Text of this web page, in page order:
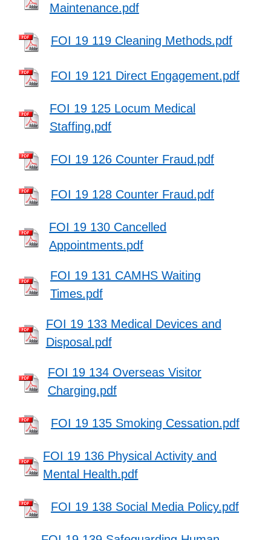
Maintenance.pdf
FOI 19 119 Cleaning Methods.pdf
FOI 19 121 Direct Engagement.pdf
FOI 19 125 Locum Medical
Staffing.pdf
FOI 19 126 Counter Fraud.pdf
FOI 19 128 Counter Fraud.pdf
FOI 19 130 Cancelled
Appointments.pdf
FOI 19 131 CAMHS Waiting
Times.pdf
FOI 19 133 Medical Devices and
Disposal.pdf
FOI 19 134 Overseas Visitor
Charging.pdf
FOI 19 135 Smoking Cessation.pdf
FOI 19 136 Physical Activity and
Mental Health.pdf
FOI 19 138 Social Media Policy.pdf